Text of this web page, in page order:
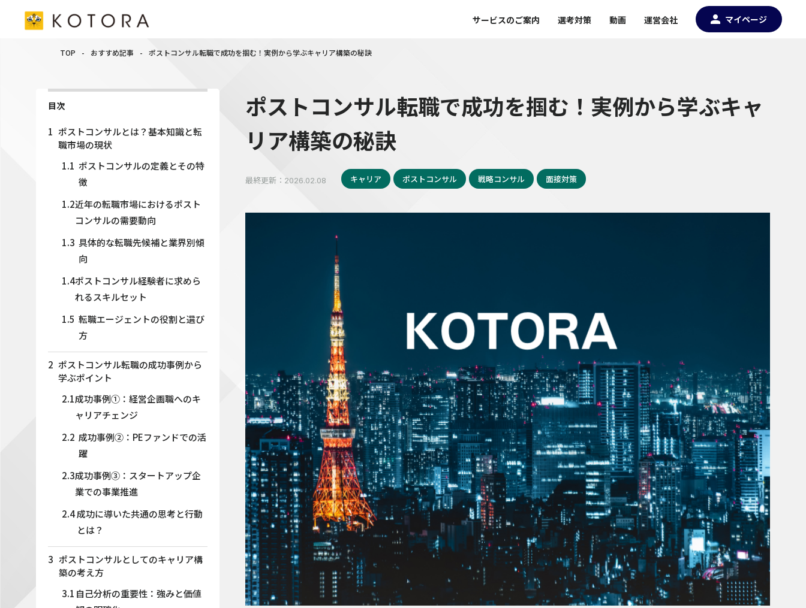
サービスのご案内 選考対策 動画 運営会社 マイページ
TOP - おすすめ記事 - ポストコンサル転職で成功を掴む！実例から学ぶキャリア構築の秘訣
目次
1 ポストコンサルとは？基本知識と転
職市場の現状
1.1 ポストコンサルの定義とその特
徴
1.2近年の転職市場におけるポスト
コンサルの需要動向
1.3 具体的な転職先候補と業界別傾
向
1.4ポストコンサル経験者に求めら
れるスキルセット
1.5 転職エージェントの役割と選び
方
2 ポストコンサル転職の成功事例から
学ぶポイント
2.1成功事例①：経営企画職へのキ
ャリアチェンジ
2.2 成功事例②：PEファンドでの活
躍
2.3成功事例③：スタートアップ企
業での事業推進
2.4成功に導いた共通の思考と行動
とは？
3 ポストコンサルとしてのキャリア構
築の考え方
3.1 自己分析の重要性：強みと価値
ポストコンサル転職で成功を掴む！実例から学ぶキャ
リア構築の秘訣
最終更新： 2026.02.08 キャリア ポストコンサル 戦略コンサル 面接対策